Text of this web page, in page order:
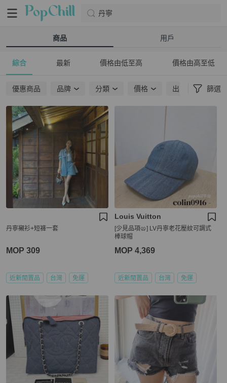
丹寧
商品 用戶
綜合 最新 價格由低至高 價格由高至低
優惠商品 品牌 分類 價格 出貨地點 篩選
丹寧襯衫+短褲一套
MOP 309
近新閒置品 台灣 免運
Louis Vuitton
[少見品項🥨] LV丹寧老花壓紋可調式
棒球帽
MOP 4,369
近新閒置品 台灣 免運